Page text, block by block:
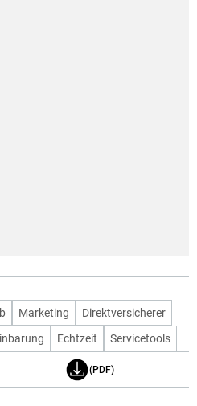
Marketing
Direktversicherer
Echtzeit Servicetools
(PDF)